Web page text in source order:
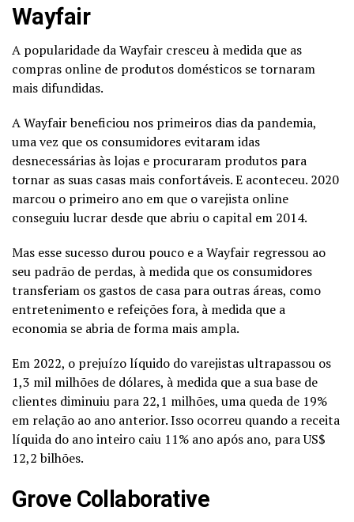
Wayfair
A popularidade da Wayfair cresceu à medida que as
compras online de produtos domésticos se tornaram
mais difundidas.
A Wayfair beneficiou nos primeiros dias da pandemia,
uma vez que os consumidores evitaram idas
desnecessárias às lojas e procuraram produtos para
tornar as suas casas mais confortáveis. E aconteceu. 2020
marcou o primeiro ano em que o varejista online
conseguiu lucrar desde que abriu o capital em 2014.
Mas esse sucesso durou pouco e a Wayfair regressou ao
seu padrão de perdas, à medida que os consumidores
transferiam os gastos de casa para outras áreas, como
entretenimento e refeições fora, à medida que a
economia se abria de forma mais ampla.
Em 2022, o prejuízo líquido do varejistas ultrapassou os
1,3 mil milhões de dólares, à medida que a sua base de
clientes diminuiu para 22,1 milhões, uma queda de 19%
em relação ao ano anterior. Isso ocorreu quando a receita
líquida do ano inteiro caiu 11% ano após ano, para US$
12,2 bilhões.
Grove Collaborative